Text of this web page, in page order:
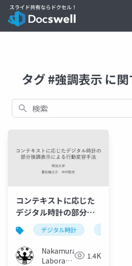
タグ #強調表示 に
検索
コンテキストに応じた
デジタル時計の部分強
調表示による行動変容
手法
デジタル時計
Nakamura
Laboratory
1.4K